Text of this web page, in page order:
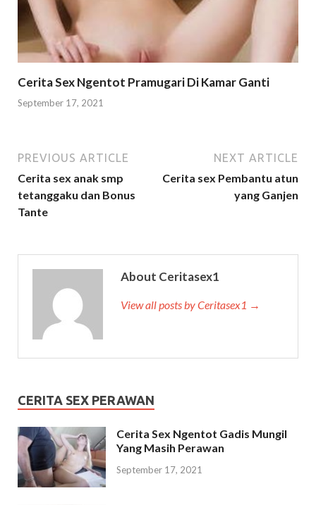
Cerita Sex Ngentot Pramugari Di Kamar Ganti
September 17, 2021
PREVIOUS ARTICLE
Cerita sex anak smp
tetanggaku dan Bonus
Tante
NEXT ARTICLE
Cerita sex Pembantu atun
yang Ganjen
About Ceritasex1
View all posts by Ceritasex1 →
CERITA SEX PERAWAN
Cerita Sex Ngentot Gadis Mungil
Yang Masih Perawan
September 17, 2021